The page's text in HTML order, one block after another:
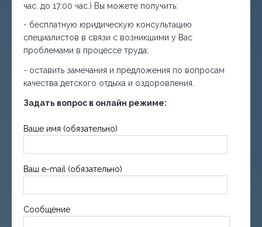
час. до 17:00 час.) Вы можете получить:
- бесплатную юридическую консультацию
специалистов в связи с возникшими у Вас
проблемами в процессе труда;
- оставить замечания и предложения по вопросам
качества детского отдыха и оздоровления.
Задать вопрос в онлайн режиме:
Ваше имя (обязательно)
Ваш e-mail (обязательно)
Сообщение